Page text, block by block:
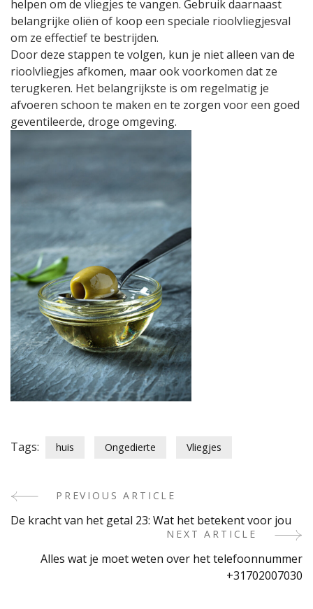
helpen om de vliegjes te vangen. Gebruik daarnaast
belangrijke oliën of koop een speciale rioolvliegjesval
om ze effectief te bestrijden.
Door deze stappen te volgen, kun je niet alleen van de
rioolvliegjes afkomen, maar ook voorkomen dat ze
terugkeren. Het belangrijkste is om regelmatig je
afvoeren schoon te maken en te zorgen voor een goed
geventileerde, droge omgeving.
Tags: huis Ongedierte Vliegjes
Post
Navigation
PREVIOUS ARTICLE
De kracht van het getal 23: Wat het betekent voor jou
NEXT ARTICLE
Alles wat je moet weten over het telefoonnummer
+31702007030